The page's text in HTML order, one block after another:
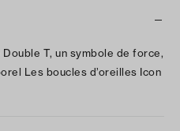
T, un symbole de force,
Les boucles d’oreilles Icon